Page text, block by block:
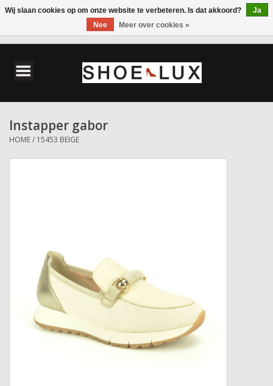
Herenschoenen
Accessoires
Instapper gabor
HOME/ 15453 BEIGE
Wij slaan cookies op om onze website te verbeteren. Is dat akkoord?
Ja
Nee
Meer over cookies »